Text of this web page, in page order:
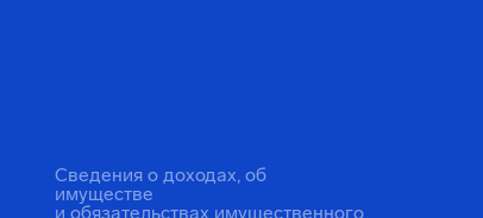
Сведения о доходах, об
имуществе
и обязательствах имущественного